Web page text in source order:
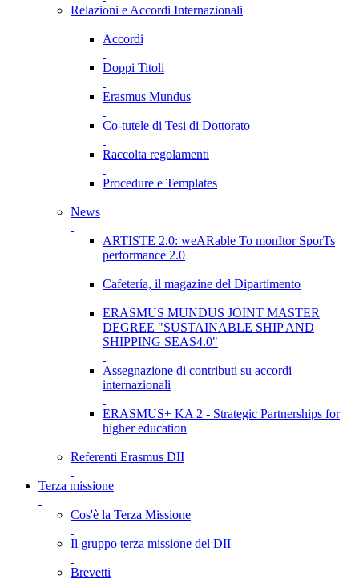
Relazioni e Accordi Internazionali
Accordi
Doppi Titoli
Erasmus Mundus
Co-tutele di Tesi di Dottorato
Raccolta regolamenti
Procedure e Templates
News
ARTISTE 2.0: weARable To monItor SporTs
performance 2.0
Cafetería, il magazine del Dipartimento
ERASMUS MUNDUS JOINT MASTER
DEGREE "SUSTAINABLE SHIP AND
SHIPPING SEAS4.0"
Assegnazione di contributi su accordi
internazionali
ERASMUS+ KA 2 - Strategic Partnerships for
higher education
Referenti Erasmus DII
Terza missione
Cos'è la Terza Missione
Il gruppo terza missione del DII
Brevetti